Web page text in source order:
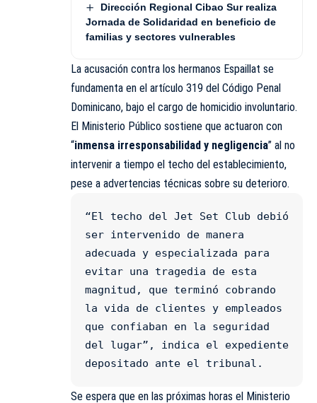
Dirección Regional Cibao Sur realiza
Jornada de Solidaridad en beneficio de
familias y sectores vulnerables
La acusación contra los hermanos Espaillat se
fundamenta en el artículo 319 del Código Penal
Dominicano, bajo el cargo de homicidio involuntario.
El Ministerio Público sostiene que actuaron con
“inmensa irresponsabilidad y negligencia” al no
intervenir a tiempo el techo del establecimiento,
pese a advertencias técnicas sobre su deterioro.
“El techo del Jet Set Club debió
ser intervenido de manera
adecuada y especializada para
evitar una tragedia de esta
magnitud, que terminó cobrando
la vida de clientes y empleados
que confiaban en la seguridad
del lugar”, indica el expediente
depositado ante el tribunal.
Se espera que en las próximas horas el Ministerio